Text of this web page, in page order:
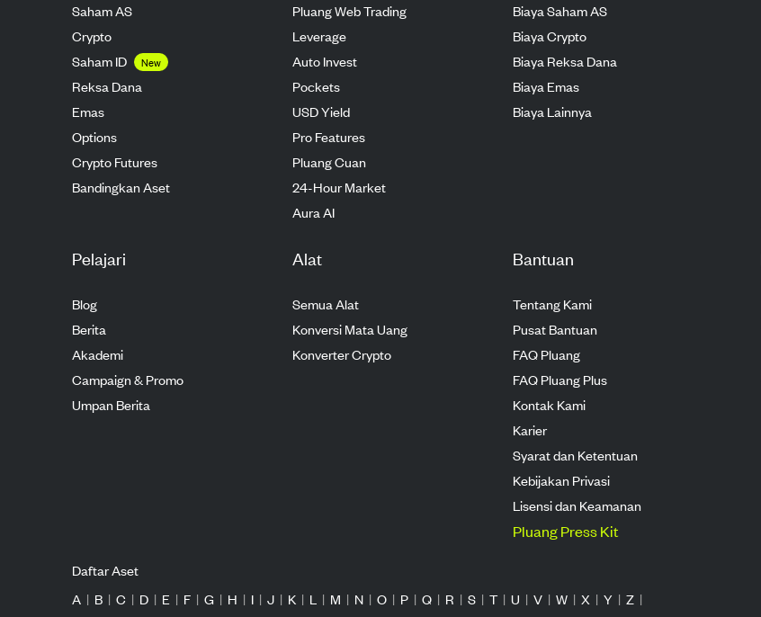
Saham AS
Crypto
Saham ID
New
Reksa Dana
Emas
Options
Crypto Futures
Bandingkan Aset
Pluang Web Trading
Leverage
Auto Invest
Pockets
USD Yield
Pro Features
Pluang Cuan
24-Hour Market
Aura AI
Biaya Saham AS
Biaya Crypto
Biaya Reksa Dana
Biaya Emas
Biaya Lainnya
Pelajari
Blog
Berita
Akademi
Campaign & Promo
Umpan Berita
Alat
Semua Alat
Konversi Mata Uang
Konverter Crypto
Bantuan
Tentang Kami
Pusat Bantuan
FAQ Pluang
FAQ Pluang Plus
Kontak Kami
Karier
Syarat dan Ketentuan
Kebijakan Privasi
Lisensi dan Keamanan
Pluang Press Kit
Daftar Aset
A | B | C | D | E | F | G | H | I | J | K | L | M | N | O | P | Q | R | S | T | U | V | W | X | Y | Z |